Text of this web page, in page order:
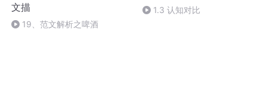
文描
19、范文解析之啤酒
1.3 认知对比